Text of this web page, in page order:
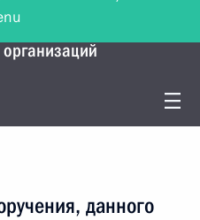
работе с
данного